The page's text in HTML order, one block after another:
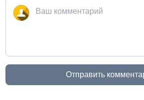
Отправить